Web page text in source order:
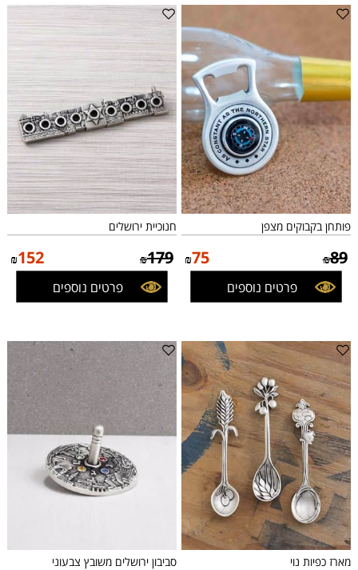
פותחן בקבוקים מצפן
₪89
₪75
פרטים נוספים
חנוכיית ירושלים
₪179
₪152
פרטים נוספים
מארז כפיות נוי סביבון ירושלים משובץ צבעוני